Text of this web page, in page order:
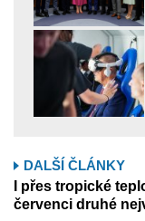
DALŠÍ ČLÁNKY
I přes tropické
červenci druhé